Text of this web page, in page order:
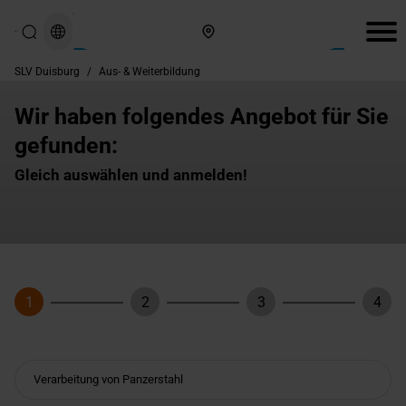
SLV Duisburg / Aus- & Weiterbildung
Wir haben folgendes Angebot für Sie
gefunden:
Gleich auswählen und anmelden!
Schritt
1
Schritt
2
Schritt
3 4